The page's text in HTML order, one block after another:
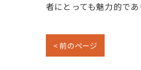
者にとっても魅力的で
< 前のページ